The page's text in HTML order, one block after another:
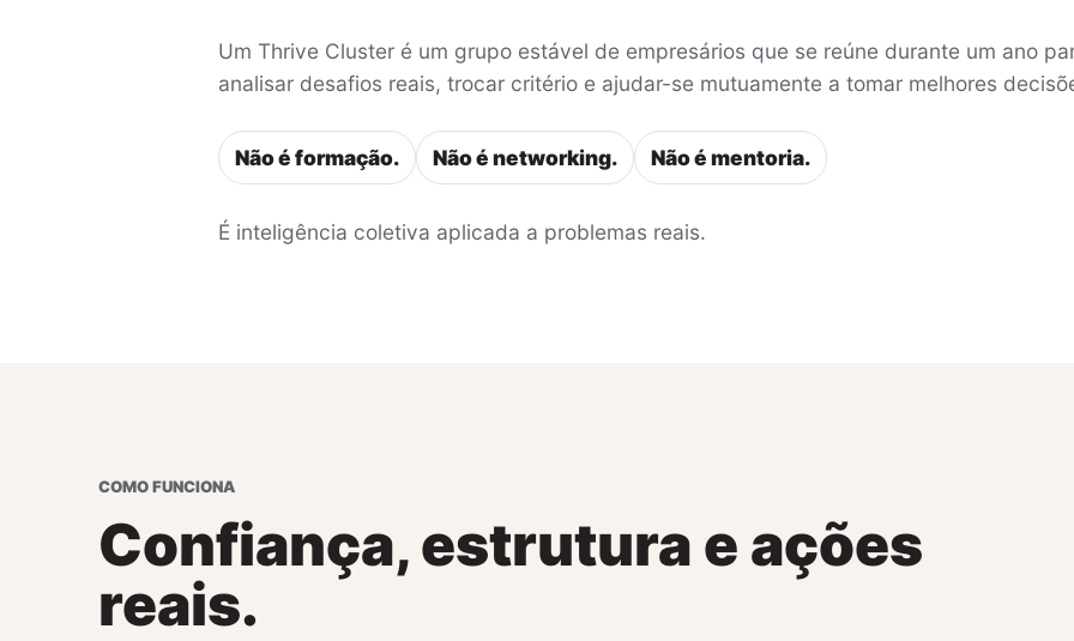
Um Thrive Cluster é um grupo estável de empresários que se reúne durante um ano
analisar desafios reais, trocar critério e ajudar-se mutuamente a tomar melhores
Não é formação. Não é networking. Não é mentoria.
É inteligência coletiva aplicada a problemas reais.
COMO FUNCIONA
Confiança, estrutura e ações
reais.